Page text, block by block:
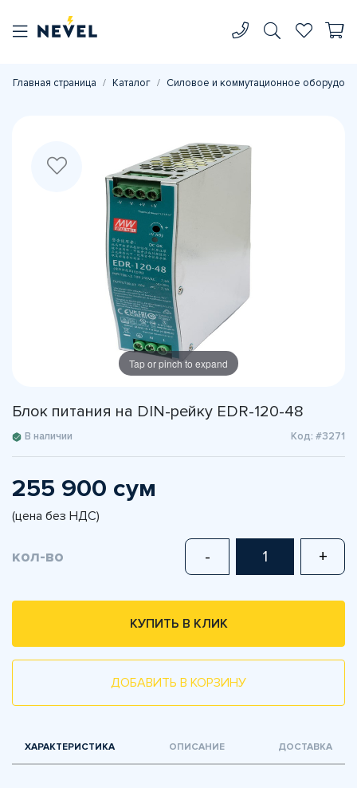
Главная страница Каталог Силовое и коммутационное
Tap or pinch to expand
Блок питания на DIN-рейку EDR-120-48
В наличии Код: #3271
255 900 сум
(цена без НДС)
кол-во - +
КУПИТЬ В КЛИК
ДОБАВИТЬ В КОРЗИНУ
ХАРАКТЕРИСТИКА ОПИСАНИЕ ДОСТАВКА